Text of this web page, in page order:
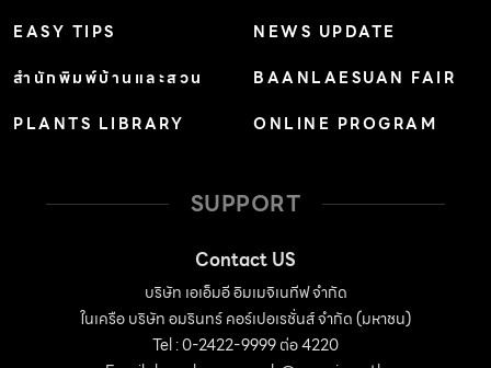
EASY TIPS
สำนักพิมพ์บ้านและสวน
PLANTS LIBRARY
NEWS UPDATE
BAANLAESUAN FAIR
ONLINE PROGRAM
SUPPORT
Contact US
บริษัท เอเอ็มอี อิมเมจิเนทีฟ จำกัด
ในเครือ บริษัท อมรินทร์ คอร์เปอเรชั่นส์ จำกัด (มหาชน)
Tel : 0-2422-9999 ต่อ 4220